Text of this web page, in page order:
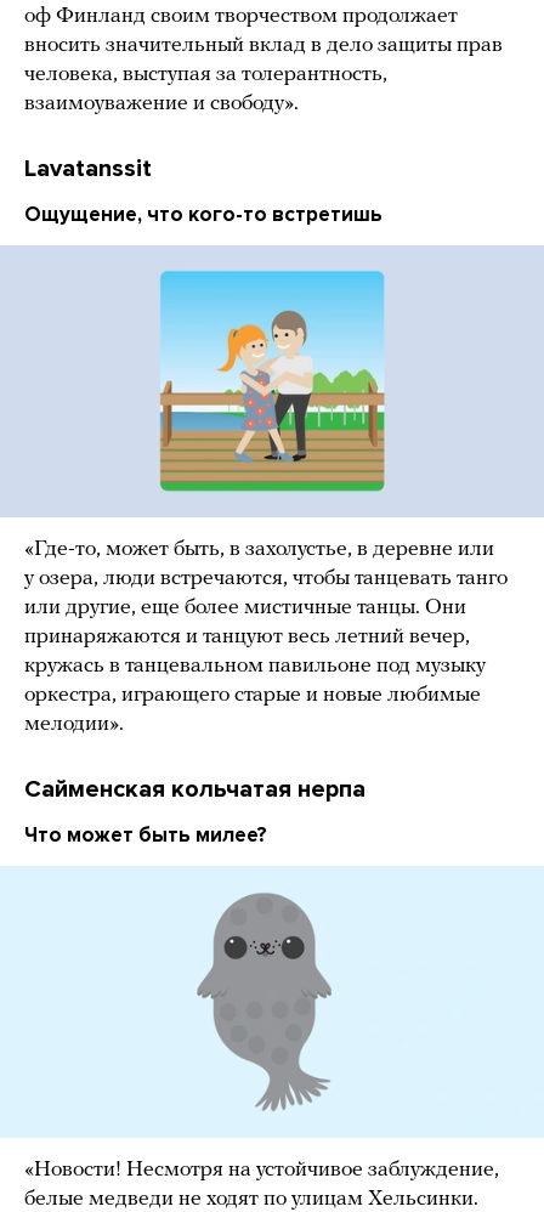
оф Финланд своим творчеством продолжает
вносить значительный вклад в дело защиты прав
человека, выступая за толерантность,
взаимоуважение и свободу».
Lavatanssit
Ощущение, что кого-то встретишь
«Где-то, может быть, в захолустье, в деревне или
у озера, люди встречаются, чтобы танцевать танго
или другие, еще более мистичные танцы. Они
принаряжаются и танцуют весь летний вечер,
кружась в танцевальном павильоне под музыку
оркестра, играющего старые и новые любимые
мелодии».
Сайменская кольчатая нерпа
Что может быть милее?
«Новости! Несмотря на устойчивое заблуждение,
белые медведи не ходят по улицам Хельсинки.